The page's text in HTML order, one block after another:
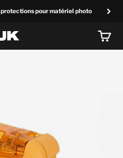
pour matériel photo
Panier